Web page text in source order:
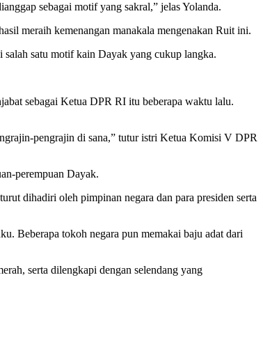
sebagai motif yang sakral,” jelas Yolanda.
meraih kemenangan manakala mengenakan Ruit ini.
salah satu motif kain Dayak yang cukup langka.
sebagai Ketua DPR RI itu beberapa waktu lalu.
pengrajin di sana,” tutur istri Ketua Komisi V DPR
perempuan Dayak.
dihadiri oleh pimpinan negara dan para presiden serta
Beberapa tokoh negara pun memakai baju adat dari
serta dilengkapi dengan selendang yang